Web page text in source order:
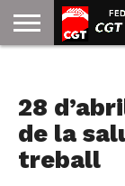
GOLDMAN
28
de la
treball